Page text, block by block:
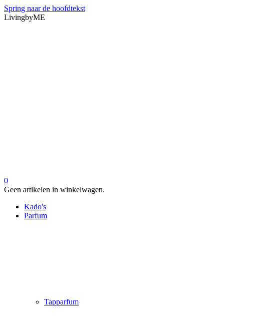
Spring naar de hoofdtekst
LivingbyME
0
Geen artikelen in winkelwagen.
Kado's
Parfum
Tapparfum